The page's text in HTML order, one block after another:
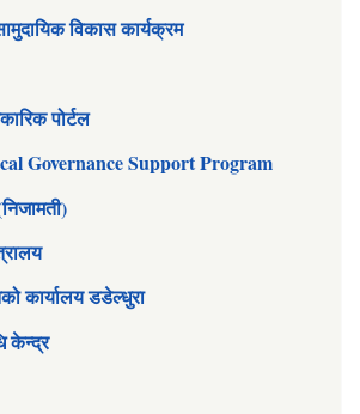
विकास कार्यक्रम
पोर्टल
Governance Support Program
कार्यालय डडेल्धुरा
केन्द्र